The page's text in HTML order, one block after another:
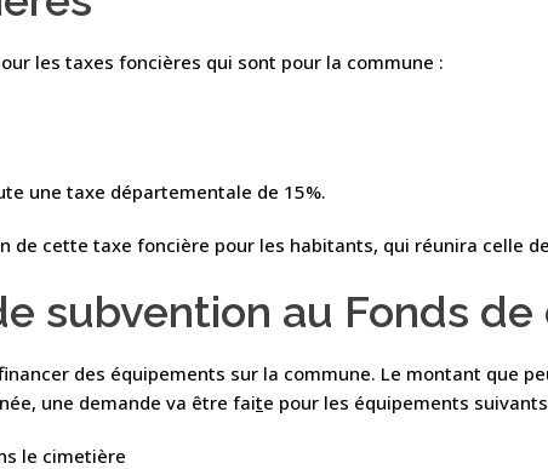
les taxes foncières qui sont pour la commune :
une taxe départementale de 15%.
de cette taxe foncière pour les habitants, qui réunira celle
subvention au Fonds
des équipements sur la commune. Le montant que
une demande va être faite pour les équipements
le cimetière